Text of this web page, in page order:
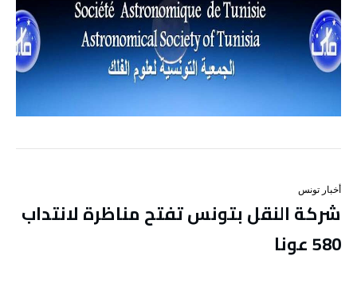
أخبار تونس
شركة النقل بتونس تفتح مناظرة لانتداب
580 عونا